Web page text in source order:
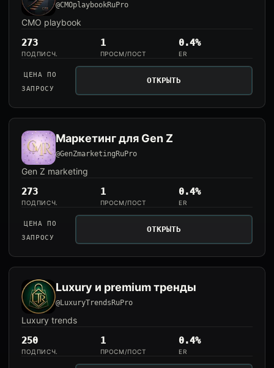
@CMOplaybookRuPro
CMO playbook
273
ПОДПИСЧ.
1
ПРОСМ/ПОСТ
0.4%
ER
ЦЕНА ПО
ЗАПРОСУ
ОТКРЫТЬ
Маркетинг для Gen Z
@GenZmarketingRuPro
Gen Z marketing
273
ПОДПИСЧ.
1
ПРОСМ/ПОСТ
0.4%
ER
ЦЕНА ПО
ЗАПРОСУ
ОТКРЫТЬ
Luxury и premium тренды
@LuxuryTrendsRuPro
Luxury trends
250
ПОДПИСЧ.
1
ПРОСМ/ПОСТ
0.4%
ER